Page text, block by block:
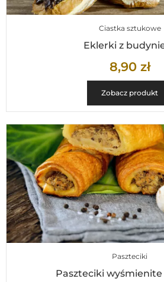
Ciastka sztukowe
Eklerki z
8,90 zł
Zobacz produkt
Paszteciki
Paszteciki wyśmienite